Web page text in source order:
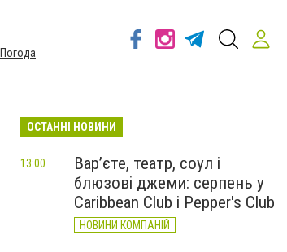
Погода
ОСТАННІ НОВИНИ
Вар’єте, театр, соул і
блюзові джеми: серпень у
Caribbean Club і Pepper's Club
НОВИНИ КОМПАНІЙ
13:00